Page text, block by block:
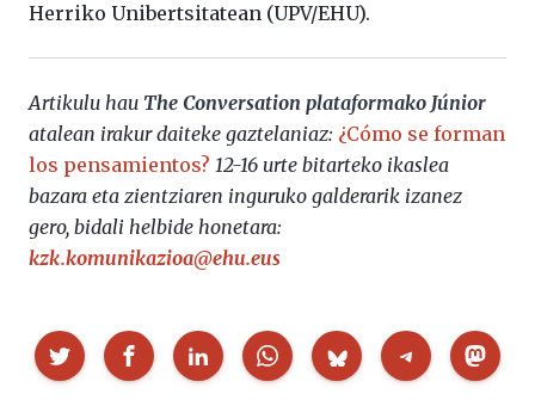
Herriko Unibertsitatean (UPV/EHU).
Artikulu hau The Conversation plataformako Júnior
atalean irakur daiteke gaztelaniaz: ¿Cómo se forman
los pensamientos? 12-16 urte bitarteko ikaslea
bazara eta zientziaren inguruko galderarik izanez
gero, bidali helbide honetara:
kzk.komunikazioa@ehu.eus
Partekatu